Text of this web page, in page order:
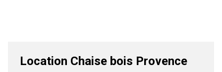
Location Chaise bois Provence